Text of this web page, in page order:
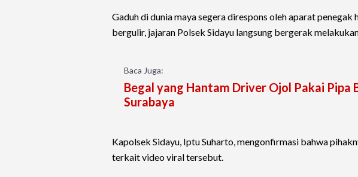
Gaduh di dunia maya segera direspons oleh aparat penegak
bergulir, jajaran Polsek Sidayu langsung bergerak
Baca Juga:
Begal yang Hantam Driver Ojol Pakai Pipa
Surabaya
Kapolsek Sidayu, Iptu Suharto, mengonfirmasi bahwa
terkait video viral tersebut.